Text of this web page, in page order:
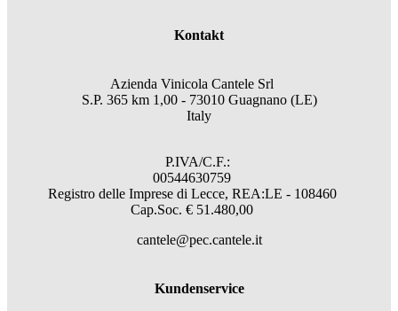
Kontakt
Azienda Vinicola Cantele Srl
S.P. 365 km 1,00 - 73010 Guagnano (LE)
Italy
P.IVA/C.F.:
00544630759
Registro delle Imprese di Lecce, REA:LE - 108460
Cap.Soc. € 51.480,00
cantele@pec.cantele.it
Kundenservice